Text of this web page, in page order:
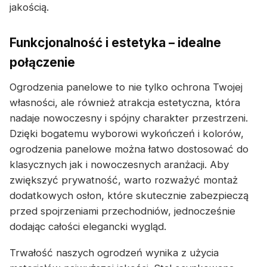
jakością.
Funkcjonalność i estetyka – idealne
połączenie
Ogrodzenia panelowe to nie tylko ochrona Twojej
własności, ale również atrakcja estetyczna, która
nadaje nowoczesny i spójny charakter przestrzeni.
Dzięki bogatemu wyborowi wykończeń i kolorów,
ogrodzenia panelowe można łatwo dostosować do
klasycznych jak i nowoczesnych aranżacji. Aby
zwiększyć prywatność, warto rozważyć montaż
dodatkowych osłon, które skutecznie zabezpieczą
przed spojrzeniami przechodniów, jednocześnie
dodając całości elegancki wygląd.
Trwałość naszych ogrodzeń wynika z użycia